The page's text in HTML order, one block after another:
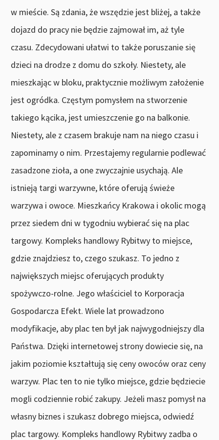
w mieście. Są zdania, że wszędzie jest bliżej, a także
dojazd do pracy nie będzie zajmował im, aż tyle
czasu. Zdecydowani ułatwi to także poruszanie się
dzieci na drodze z domu do szkoły. Niestety, ale
mieszkając w bloku, praktycznie możliwym założenie
jest ogródka. Częstym pomysłem na stworzenie
takiego kącika, jest umieszczenie go na balkonie.
Niestety, ale z czasem brakuje nam na niego czasu i
zapominamy o nim. Przestajemy regularnie podlewać
zasadzone zioła, a one zwyczajnie usychają. Ale
istnieją targi warzywne, które oferują świeże
warzywa i owoce. Mieszkańcy Krakowa i okolic mogą
przez siedem dni w tygodniu wybierać się na plac
targowy. Kompleks handlowy Rybitwy to miejsce,
gdzie znajdziesz to, czego szukasz. To jedno z
największych miejsc oferujących produkty
spożywczo-rolne. Jego właściciel to Korporacja
Gospodarcza Efekt. Wiele lat prowadzono
modyfikacje, aby plac ten był jak najwygodniejszy dla
Państwa. Dzięki internetowej strony dowiecie się, na
jakim poziomie kształtują się ceny owoców oraz ceny
warzyw. Plac ten to nie tylko miejsce, gdzie będziecie
mogli codziennie robić zakupy. Jeżeli masz pomysł na
własny biznes i szukasz dobrego miejsca, odwiedź
plac targowy. Kompleks handlowy Rybitwy zadba o